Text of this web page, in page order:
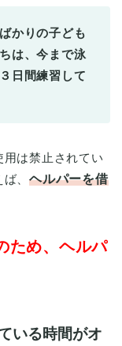
かりの子ども
は、今まで泳
日間練習して
は禁止されてい
ば、ヘルパーを借
ため、ヘルパ
いる時間がオ